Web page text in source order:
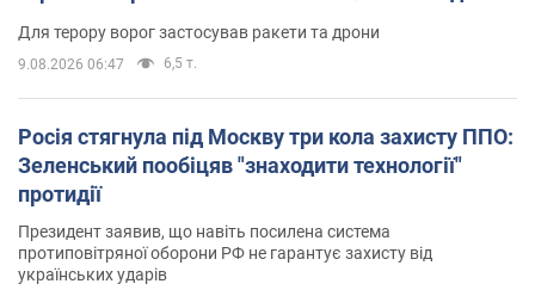
Для терору ворог застосував ракети та дрони
9.08.2026 06:47 6,5 т.
Росія стягнула під Москву три кола захисту ППО:
Зеленський пообіцяв "знаходити технології"
протидії
Президент заявив, що навіть посилена система
протиповітряної оборони РФ не гарантує захисту від
українських ударів